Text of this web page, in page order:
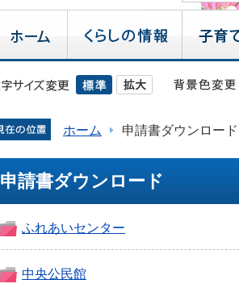
ホーム 申請書ダウンロード
申請書ダウンロード
ふれあいセンター
中央公民館